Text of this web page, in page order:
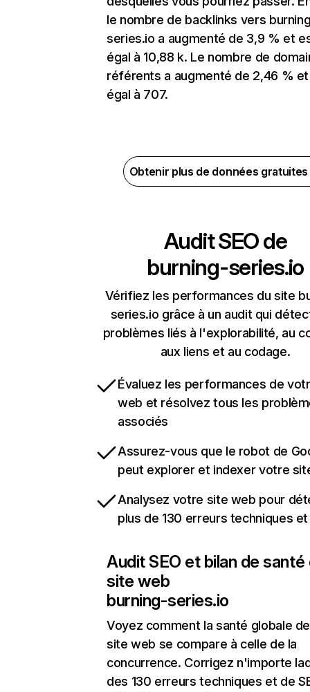
le nombre de backlinks vers
series.io a augmenté de 3,9 % et
égal à 10,88 k. Le nombre de
référents a augmenté de 2,46 %
égal à 707.
Obtenir plus de données
Audit SEO de
burning-series.io
Vérifiez les performances du site
series.io grâce à un audit qui
problèmes liés à l'explorabilité, au
aux liens et au codage.
Évaluez les performances de
web et résolvez tous les
associés
Assurez-vous que le robot de
peut explorer et indexer votre
Analysez votre site web pour
plus de 130 erreurs techniques et
Audit SEO et bilan de santé
site web
burning-series.io
Voyez comment la santé globale
site web se compare à celle de la
concurrence. Corrigez n'importe
des 130 erreurs techniques et de